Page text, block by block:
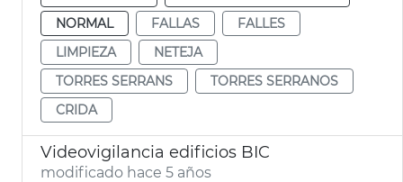
NORMAL
FALLAS
FALLES
LIMPIEZA
NETEJA
TORRES SERRANS
TORRES SERRANOS
CRIDA
Videovigilancia edificios BIC
modificado hace 5 años